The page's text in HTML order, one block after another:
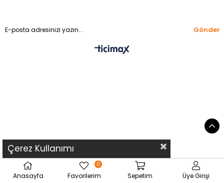
Gönder
Çerez Kullanımı
Anasayfa Favorilerim
0
Sepetim Üye Girişi